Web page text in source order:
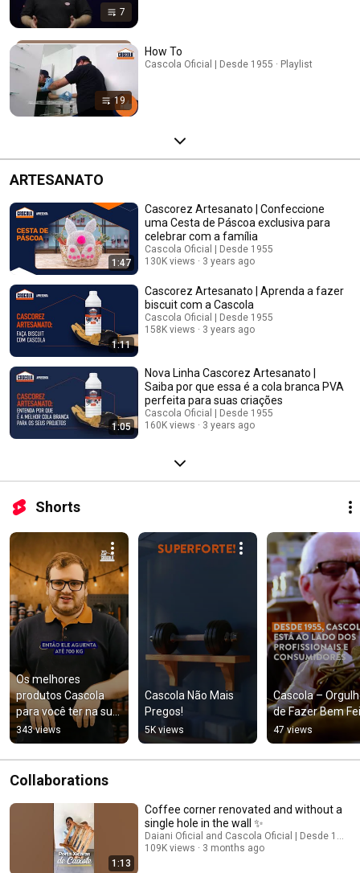
7
19
How To
Cascola Oficial | Desde 1955 · Playlist
ARTESANATO
1:47
Cascorez Artesanato | Confeccione
uma Cesta de Páscoa exclusiva para
celebrar com a família
Cascola Oficial | Desde 1955
130K views
3 years ago
1:11
Cascorez Artesanato | Aprenda a fazer
biscuit com a Cascola
Cascola Oficial | Desde 1955
158K views
3 years ago
1:05
Nova Linha Cascorez Artesanato |
Saiba por que essa é a cola branca PVA
perfeita para suas criações​
Cascola Oficial | Desde 1955
160K views
3 years ago
Shorts
Os melhores
produtos Cascola
para você ter na sua
casa
343 views
Cascola Não Mais
Pregos!
5K views
Cascola –
de Fazer Bem
47 views
Collaborations
1:13
Coffee corner renovated and without a
single hole in the wall ✨
Daiani Oficial and Cascola Oficial | Desde 1955
109K views
3 months ago